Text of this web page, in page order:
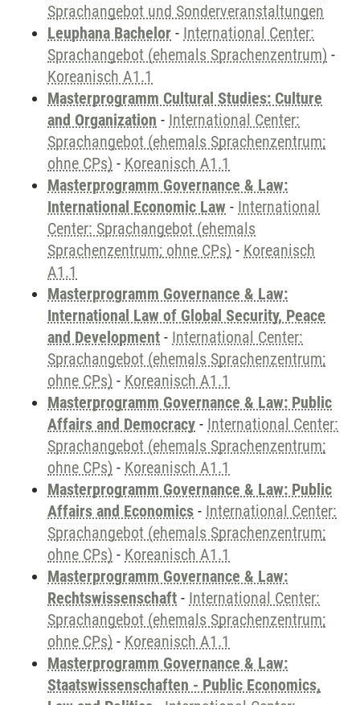
Sprachangebot und Sonderveranstaltungen
Leuphana Bachelor - International Center:
Sprachangebot (ehemals Sprachenzentrum) -
Koreanisch A1.1
Masterprogramm Cultural Studies: Culture
and Organization - International Center:
Sprachangebot (ehemals Sprachenzentrum;
ohne CPs) - Koreanisch A1.1
Masterprogramm Governance & Law:
International Economic Law - International
Center: Sprachangebot (ehemals
Sprachenzentrum; ohne CPs) - Koreanisch
A1.1
Masterprogramm Governance & Law:
International Law of Global Security, Peace
and Development - International Center:
Sprachangebot (ehemals Sprachenzentrum;
ohne CPs) - Koreanisch A1.1
Masterprogramm Governance & Law: Public
Affairs and Democracy - International Center:
Sprachangebot (ehemals Sprachenzentrum;
ohne CPs) - Koreanisch A1.1
Masterprogramm Governance & Law: Public
Affairs and Economics - International Center:
Sprachangebot (ehemals Sprachenzentrum;
ohne CPs) - Koreanisch A1.1
Masterprogramm Governance & Law:
Rechtswissenschaft - International Center:
Sprachangebot (ehemals Sprachenzentrum;
ohne CPs) - Koreanisch A1.1
Masterprogramm Governance & Law:
Staatswissenschaften - Public Economics,